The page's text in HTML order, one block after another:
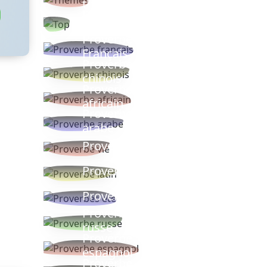
thèmes
Proverbe
Français
Proverbe
chinois
Proverbe
africain
Proverbe
arabe
Proverbe vie
Proverbe latin
Proverbes ete
Proverbe
russe
Proverbe
espagnol
Proverbe